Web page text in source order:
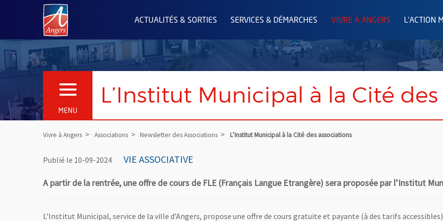
Angers.fr : Retour à l'accueil
ACTUALITÉS & SORTIES SERVICES & DÉMARCHES VIVRE À ANGERS L'ACTION
MENU
OUVRIR LE MENU L’Institut Municipal à la Cité
Vivre à Angers Associations Newsletter des Associations L’Institut Municipal à la Cité des associations
Publié le 10-09-2024 VIE ASSOCIATIVE
A partir de la rentrée, une offre de cours de FLE (Français Langue Etrangère) sera proposée par l’Institut
L’Institut Municipal, service de la ville d’Angers, propose une offre de cours gratuite et payante (à des tarifs